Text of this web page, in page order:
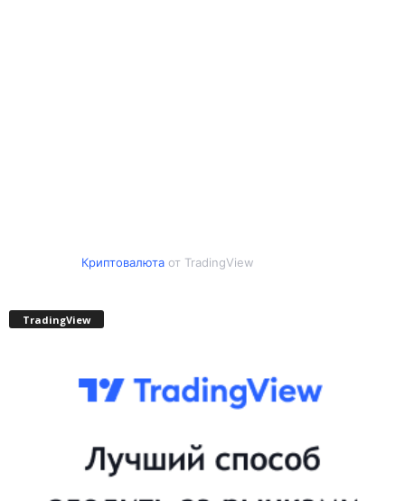
Криптовалютаот TradingView
TradingView